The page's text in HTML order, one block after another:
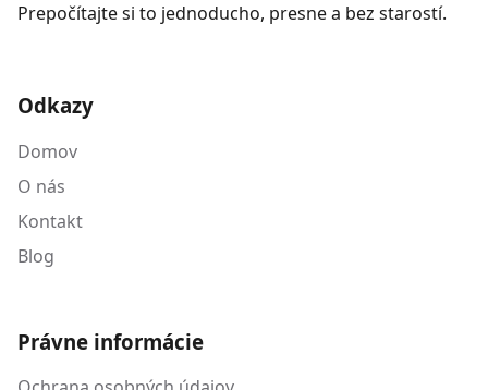
Prepočítajte si to jednoducho, presne a bez starostí.
Odkazy
Domov
O nás
Kontakt
Blog
Právne informácie